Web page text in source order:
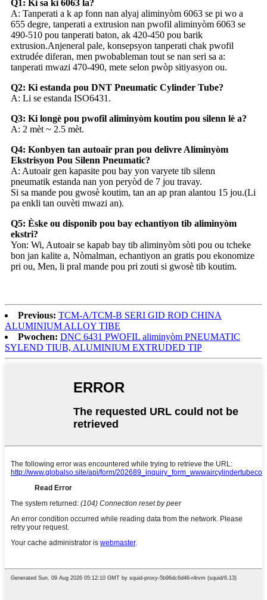
Q1: Ki sa ki 6063 la?
A: Tanperati a k ​​ap fonn nan alyaj aliminyòm 6063 se pi wo a
655 degre, tanperati a extrusion nan pwofil aliminyòm 6063 se
490-510 pou tanperati baton, ak 420-450 pou barik
extrusion.Anjeneral pale, konsepsyon tanperati chak pwofil
extrudée diferan, men pwobableman tout se nan seri sa a:
tanperati mwazi 470-490, mete selon pwòp sitiyasyon ou.
Q2: Ki estanda pou DNT Pneumatic Cylinder Tube?
A: Li se estanda ISO6431.
Q3: Ki longè pou pwofil aliminyòm koutim pou silenn lè a?
A: 2 mèt ~ 2.5 mèt.
Q4: Konbyen tan autoair pran pou delivre Aliminyòm
Ekstrisyon Pou Silenn Pneumatic?
A: Autoair gen kapasite pou bay yon varyete tib silenn
pneumatik estanda nan yon peryòd de 7 jou travay.
Si sa mande pou gwosè koutim, tan an ap pran alantou 15 jou.(Li
pa enkli tan ouvèti mwazi an).
Q5: Èske ou disponib pou bay echantiyon tib aliminyòm
ekstri?
Yon: Wi, Autoair se kapab bay tib aliminyòm sòti pou ou tcheke
bon jan kalite a, Nòmalman, echantiyon an gratis pou ekonomize
pri ou, Men, li pral mande pou pri zouti si gwosè tib koutim.
Previous: TCM-A/TCM-B SERI GID ROD CHINA
ALUMINIUM ALLOY TIBE
Pwochen: DNC 6431 PWOFIL aliminyòm PNEUMATIC
SYLEND TIUB, ALUMINIUM EXTRUDED TIP